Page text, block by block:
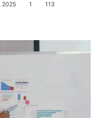
2025 1 113